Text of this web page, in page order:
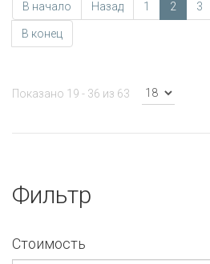
В начало Назад 1 2 3
В конец
Показано 19 - 36 из 63
Фильтр
Стоимость